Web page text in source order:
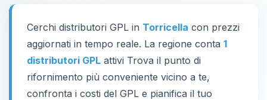
Cerchi distributori GPL in Torricella con prezzi
aggiornati in tempo reale. La regione conta 1
distributori GPL attivi Trova il punto di
rifornimento più conveniente vicino a te,
confronta i costi del GPL e pianifica il tuo